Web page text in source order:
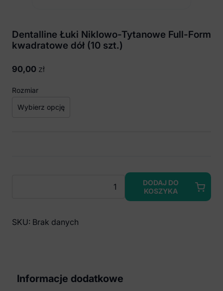
Dentalline Łuki Niklowo-Tytanowe Full-Form
kwadratowe dół (10 szt.)
90,00 zł
Rozmiar
Tytanowe
dół
DODAJ DO
KOSZYKA
SKU: Brak danych
Informacje dodatkowe